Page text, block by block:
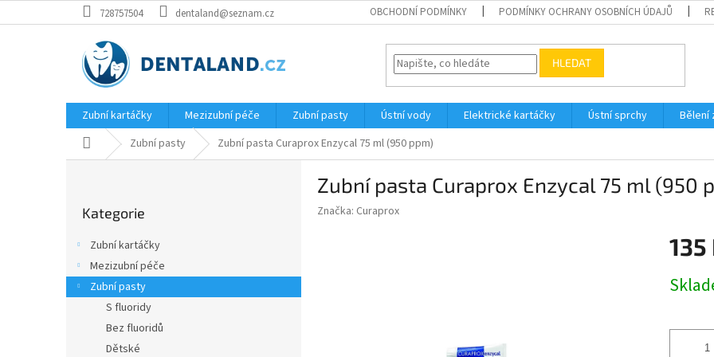
na
728757504 dentaland@seznam.cz OBCHODNÍ PODMÍNKY PODMÍNKY OCHRANY OSOBNÍCH ÚDAJŮ
HLEDAT
Zubní kartáčky Mezizubní péče Zubní pasty Ústní vody Elektrické kartáčky Ústní sprchy Bělení
Domů Zubní pasty Zubní pasta Curaprox Enzycal 75 ml (950 ppm)
n
kategorie
Kategorie
Zubní kartáčky
Mezizubní péče
Zubní pasty
S fluoridy
Bez fluoridů
Dětské
Zubní pasta Curaprox Enzycal 75 ml (950
Značka: Curaprox
135
cena: